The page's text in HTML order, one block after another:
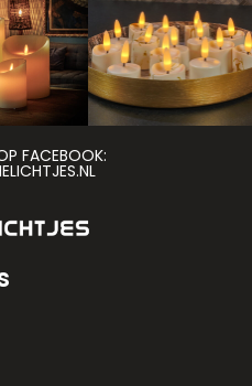
FACEBOOK: